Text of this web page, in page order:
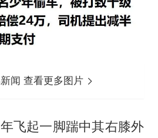
闻 查看更多图片
飞起一脚踹中其右膝外